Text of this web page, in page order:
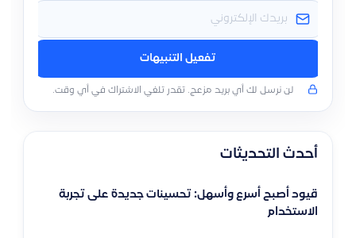
تفعيل التنبيهات
لن نرسل لك أي بريد مزعج. تقدر تلغي الاشتراك في أي وقت.
أحدث التحديثات
قيود أصبح أسرع وأسهل: تحسينات جديدة على تجربة
الاستخدام